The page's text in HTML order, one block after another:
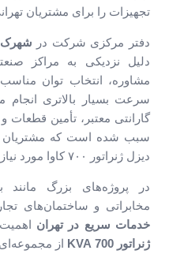
تجهیزات را برای مشتریان
دفتر مرکزی شرکت در شهرک
دلیل نزدیکی به مراکز
مشاوره، انتخاب توان
سرعت بسیار بالاتری
گارانتی معتبر، تأمین
سبب شده است که مشتریان
دیزل ژنراتور ۷۰۰ کاوا مورد نیاز خود را از فرجام ژنراتور تهیه کنند.
در پروژه‌های بزرگ مانند
مخابراتی و ساختمان‌های
خدمات سریع در تهران اهمیت
ژنراتور 700 KVA
از